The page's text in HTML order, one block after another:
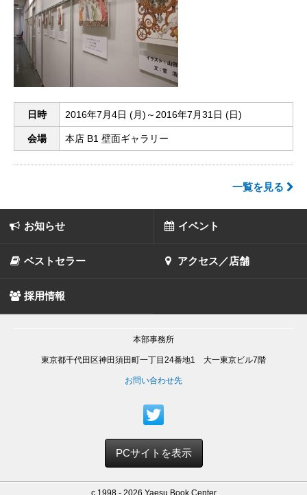
日時 2016年7月4日 (月)～2016年7月31日 (日)
会場 本店 B1 壁面ギャラリー
一覧を見る
お知らせ イベント
ベストセラー アクセス／店舗
採用情報
本部事務所
東京都千代田区神田須田町一丁目24番地1 大一東京ビル7階
お問い合わせ先
PCサイトを表示
c 1998 - 2026 Yaesu Book Center